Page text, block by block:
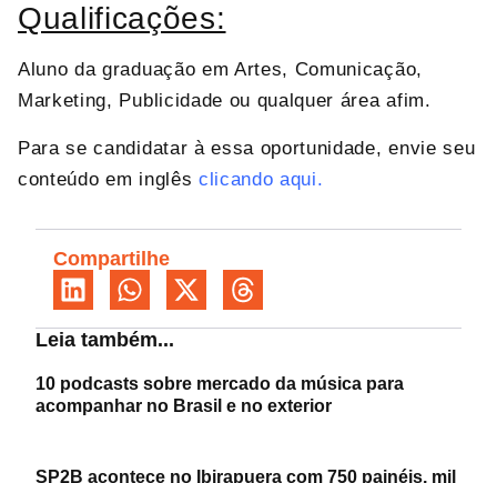
Qualificações:
Aluno da graduação em Artes, Comunicação,
Marketing, Publicidade ou qualquer área afim.
Para se candidatar à essa oportunidade, envie seu
conteúdo em inglês clicando aqui.
Compartilhe
Leia também...
10 podcasts sobre mercado da música para
acompanhar no Brasil e no exterior
SP2B acontece no Ibirapuera com 750 painéis, mil